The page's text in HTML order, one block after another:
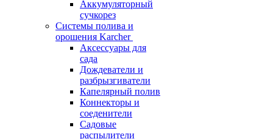
Аккумуляторный
сучкорез
Системы полива и
орошения Karcher
Аксессуары для
сада
Дождеватели и
разбрызгиватели
Капелярный полив
Коннекторы и
соеденители
Садовые
распылители